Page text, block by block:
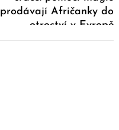
prodávají Afričanky do
otroctví v Evropě